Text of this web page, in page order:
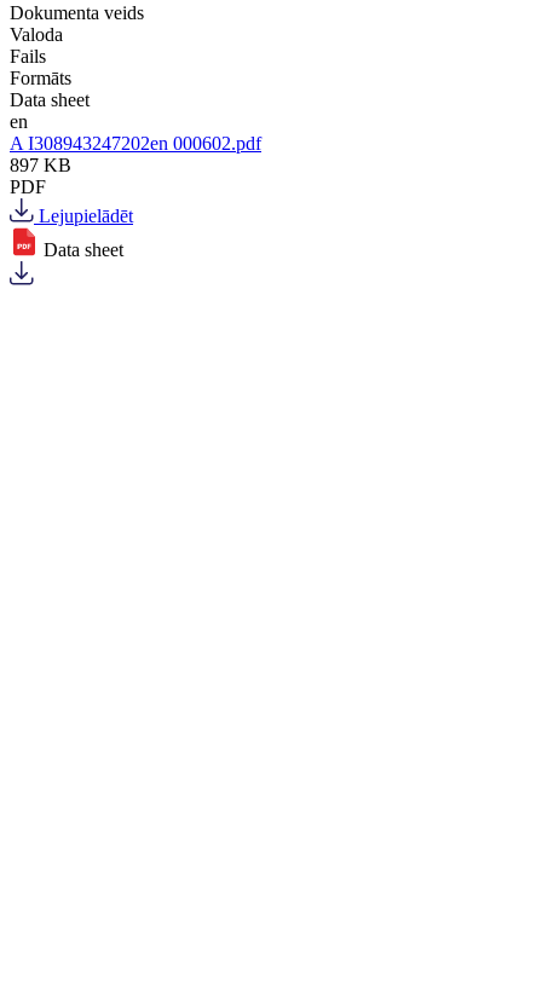
Dokumenta veids
Valoda
Fails
Formāts
Data sheet
en
A I308943247202en 000602.pdf
897 KB
PDF
Lejupielādēt
Data sheet